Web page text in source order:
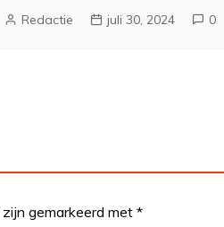
Redactie juli 30, 2024 0
gemarkeerd met*